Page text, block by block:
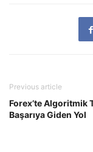
Previous article
Forex’te Algoritmik
Başarıya Giden Yol